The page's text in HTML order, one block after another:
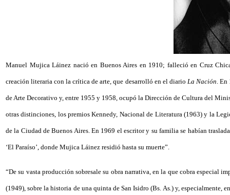
Manuel Mujica Láinez nació en Buenos Aires en 1910; falleció en Cruz
creación literaria con la crítica de arte, que desarrolló en el diario La Nación. En
de Arte Decorativo y, entre 1955 y 1958, ocupó la Dirección de Cultura del
otras distinciones, los premios Kennedy, Nacional de Literatura (1963) y la
de la Ciudad de Buenos Aires. En 1969 el escritor y su familia se habían
‘El Paraíso’, donde Mujica Láinez residió hasta su muerte”.
“De su vasta producción sobresale su obra narrativa, en la que cobra especial
(1949), sobre la historia de una quinta de San Isidro (Bs. As.) y, especialmente,